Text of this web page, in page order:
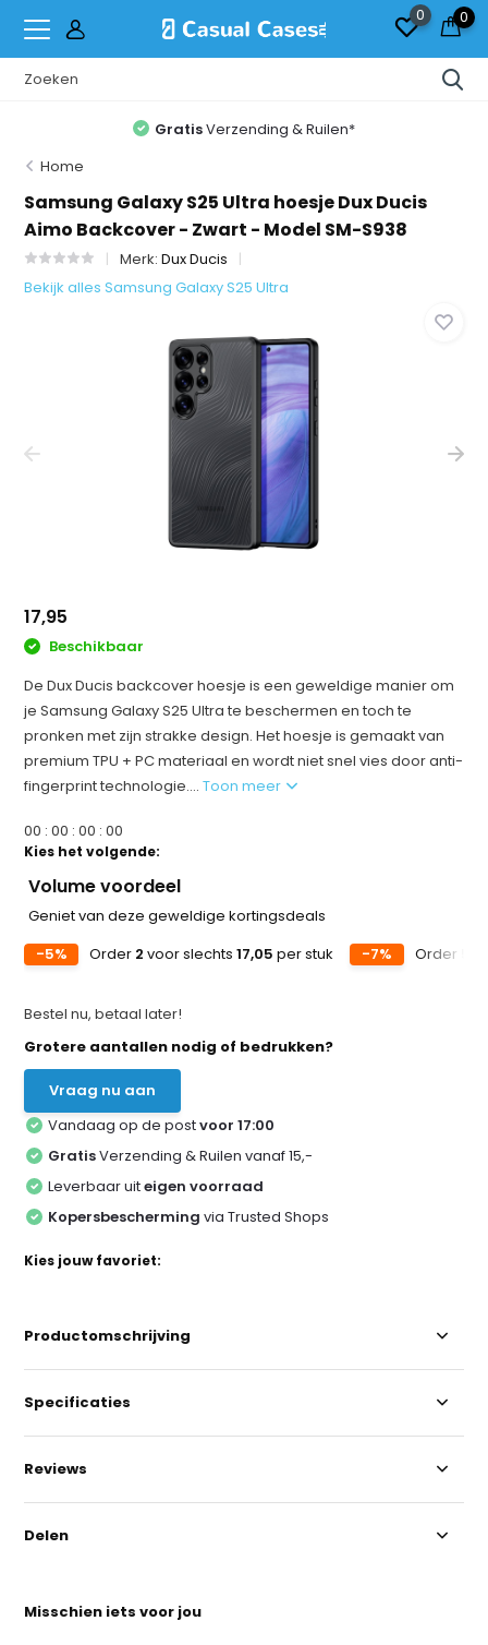
0 0
GratisVerzending & Ruilen*
Home
Samsung Galaxy S25 Ultra hoesje Dux Ducis
Aimo Backcover - Zwart - Model SM-S938
Merk:Dux Ducis
Bekijk alles Samsung Galaxy S25 Ultra
17,95
Beschikbaar
De Dux Ducis backcover hoesje is een geweldige manier om
je Samsung Galaxy S25 Ultra te beschermen en toch te
pronken met zijn strakke design. Het hoesje is gemaakt van
premium TPU + PC materiaal en wordt niet snel vies door anti-
fingerprint technologie....Toon meer
00 :00 :00 :00
Kies het volgende:
Volume voordeel
Geniet van deze geweldige kortingsdeals
-5%
Order 2 voor slechts17,05 per stuk -7% Order
Bestel nu, betaal later!
Grotere aantallen nodig of bedrukken?
Vraag nu aan
Vandaag op de postvoor 17:00
GratisVerzending & Ruilen vanaf 15,-
Leverbaar uiteigen voorraad
Kopersbescherming via Trusted Shops
Kies jouw favoriet:
Misschien iets voor jou
Productomschrijving
Specificaties
Reviews
Delen